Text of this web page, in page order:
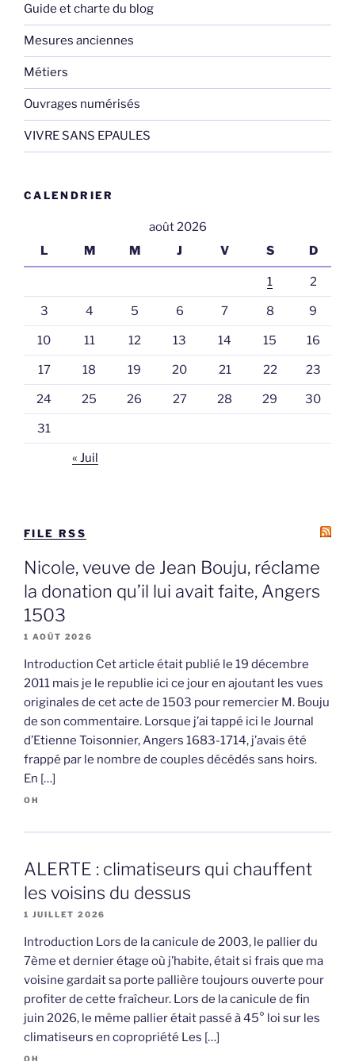
Guide et charte du blog
Mesures anciennes
Métiers
Ouvrages numérisés
VIVRE SANS EPAULES
CALENDRIER
août 2026
L
M M J V S D
1 2
3 4 5 6 7 8 9
10 11 12 13 14 15 16
17 18 19 20 21 22 23
24 25 26 27 28 29 30
31
« Juil
FILE RSS
Nicole, veuve de Jean Bouju, réclame
la donation qu’il lui avait faite, Angers
1503
1 AOÛT 2026
Introduction Cet article était publié le 19 décembre
2011 mais je le republie ici ce jour en ajoutant les vues
originales de cet acte de 1503 pour remercier M. Bouju
de son commentaire. Lorsque j’ai tappé ici le Journal
d’Etienne Toisonnier, Angers 1683-1714, j’avais été
frappé par le nombre de couples décédés sans hoirs.
En […]
OH
ALERTE : climatiseurs qui chauffent
les voisins du dessus
1 JUILLET 2026
Introduction Lors de la canicule de 2003, le pallier du
7ème et dernier étage où j’habite, était si frais que ma
voisine gardait sa porte pallière toujours ouverte pour
profiter de cette fraîcheur. Lors de la canicule de fin
juin 2026, le même pallier était passé à 45° loi sur les
climatiseurs en copropriété Les […]
OH